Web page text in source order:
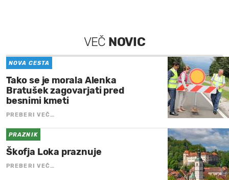
VEČ NOVIC
NOVA CESTA
Tako se je morala Alenka
Bratušek zagovarjati pred
besnimi kmeti
PREBERI VEČ…
PRAZNIK
Škofja Loka praznuje
PREBERI VEČ…